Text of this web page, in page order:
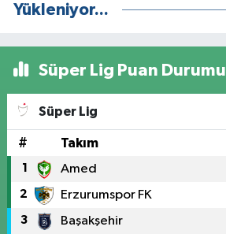
Yükleniyor...
Süper Lig Puan Durumu
Süper Lig
# Takım
1 Amed
2 Erzurumspor FK
3 Başakşehir